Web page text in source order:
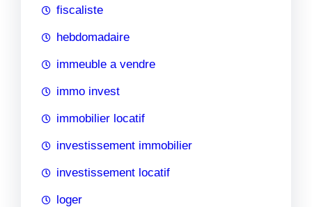
fiscaliste
hebdomadaire
immeuble a vendre
immo invest
immobilier locatif
investissement immobilier
investissement locatif
loger